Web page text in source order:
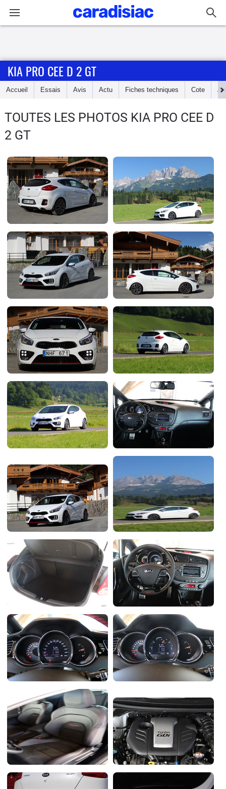
Accueil
Essais
d'achat
Electriques
Utilitaires
Flottes
Services
Forum
Moto
Marques
KIA PRO CEE D 2 GT
Accueil Essais Avis Actu Fiches techniques Cote
TOUTES LES PHOTOS KIA PRO CEE D
2 GT